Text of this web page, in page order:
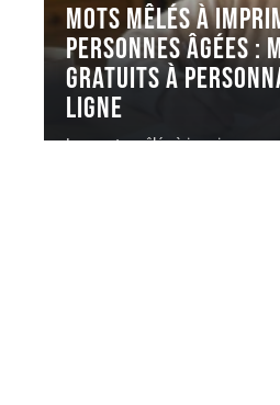
Mots mêlés à
personnes âgées :
gratuits à
ligne
Les mots mêlés à imprimer